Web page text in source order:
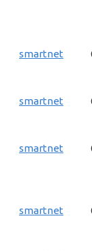
smartnet
smartnet
smartnet
smartnet